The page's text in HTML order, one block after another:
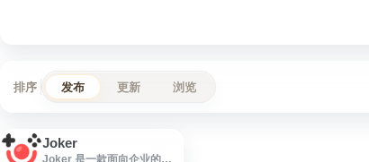
排序 发布 更新 浏览
Joker
Joker 是一款面向企业的智